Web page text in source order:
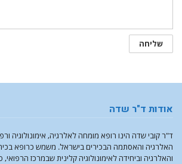
אודות ד"ר שדה
ד"ר קובי שדה הינו רופא מומחה לאלרגיה, אימונולוגיה
האלרגיה והאסתמה הבכירים בישראל. משמש כרופא
והאלרגיה וביחידה לאימונולוגיה קלינית שבמרכז